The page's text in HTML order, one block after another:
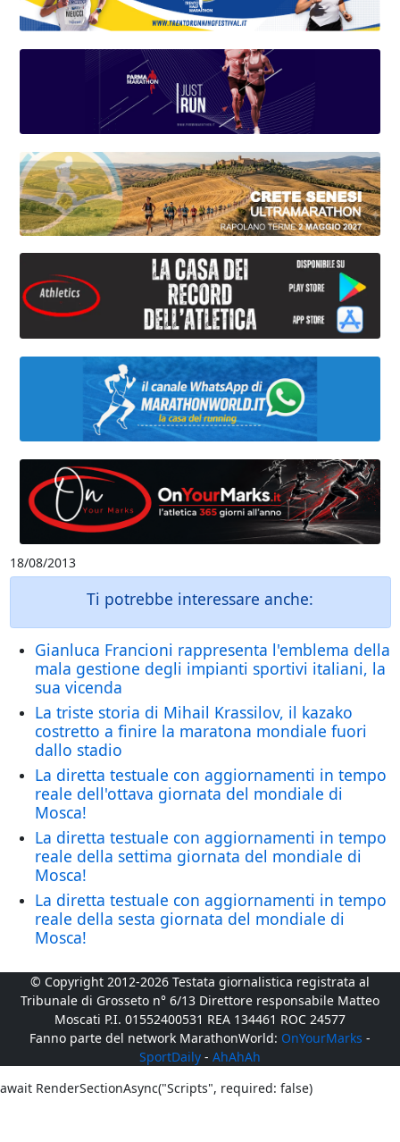
18/08/2013
Ti potrebbe interessare anche:
Gianluca Francioni rappresenta l'emblema della
mala gestione degli impianti sportivi italiani, la
sua vicenda
La triste storia di Mihail Krassilov, il kazako
costretto a finire la maratona mondiale fuori
dallo stadio
La diretta testuale con aggiornamenti in tempo
reale dell'ottava giornata del mondiale di
Mosca!
La diretta testuale con aggiornamenti in tempo
reale della settima giornata del mondiale di
Mosca!
La diretta testuale con aggiornamenti in tempo
reale della sesta giornata del mondiale di
Mosca!
© Copyright 2012-2026 Testata giornalistica registrata al
Tribunale di Grosseto n° 6/13 Direttore responsabile Matteo
Moscati P.I. 01552400531 REA 134461 ROC 24577
Fanno parte del network MarathonWorld: OnYourMarks -
SportDaily - AhAhAh
await RenderSectionAsync("Scripts", required: false)